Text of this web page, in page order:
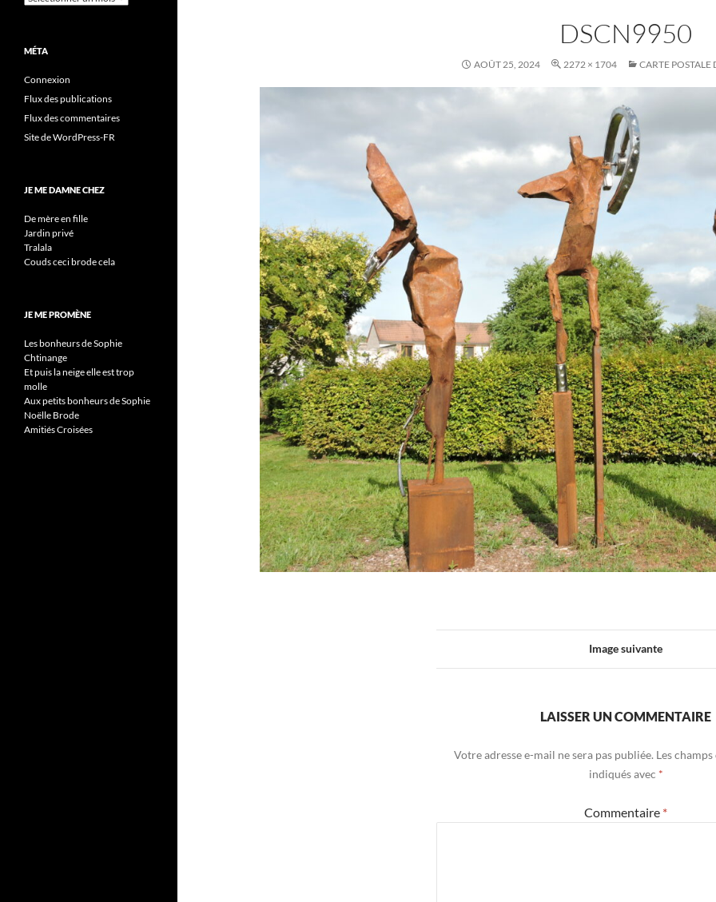
DSCN9950
AOÛT 25, 2024 2272 × 1704 CARTE POSTALE
Image suivante
LAISSER UN COMMENTAIRE
Votre adresse e-mail ne sera pas publiée. Les
indiqués avec *
Commentaire *
MÉTA
Connexion
Flux des publications
Flux des commentaires
Site de WordPress-FR
JE ME DAMNE CHEZ
De mère en fille
Jardin privé
Tralala
Couds ceci brode cela
JE ME PROMÈNE
Les bonheurs de Sophie
Chtinange
Et puis la neige elle est trop
molle
Aux petits bonheurs de Sophie
Noëlle Brode
Amitiés Croisées